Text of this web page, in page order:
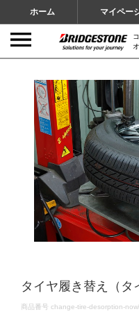
ホーム マイペー
タイヤ履き替え（タ
DETAILS
商品番号 change-tire-desorption-